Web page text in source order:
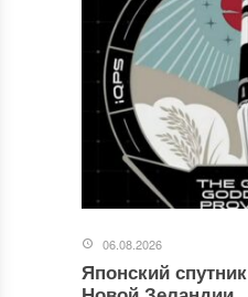
06.08.2026
Японский